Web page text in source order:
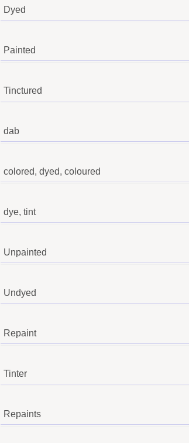
Dyed
Painted
Tinctured
dab
colored, dyed, coloured
dye, tint
Unpainted
Undyed
Repaint
Tinter
Repaints